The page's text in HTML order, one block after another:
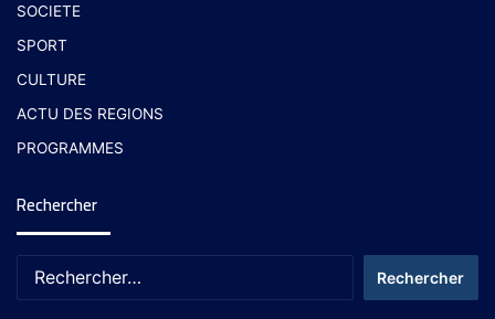
SOCIETE
SPORT
CULTURE
ACTU DES REGIONS
PROGRAMMES
Rechercher